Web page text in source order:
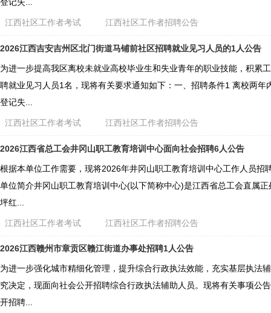
江西社区工作者考试 江西社区工作者招聘公告
2026江西吉安吉州区北门街道马铺前社区招聘就业见习人员的1人公告
为进一步提高我区离校未就业高校毕业生和失业青年的职业技能，积累
聘就业见习人员1名，现将有关要求通知如下：一、招聘条件1 离校两年
登记失...
江西社区工作者考试 江西社区工作者招聘公告
2026江西省总工会井冈山职工教育培训中心面向社会招聘6人公告
根据本单位工作需要，现将2026年井冈山职工教育培训中心工作人员招
单位简介井冈山职工教育培训中心(以下简称中心)是江西省总工会直属
坪红...
江西社区工作者考试 江西社区工作者招聘公告
2026江西赣州市章贡区赣江街道办事处招聘1人公告
为进一步强化城市精细化管理，提升综合行政执法效能，充实基层执法
究决定，现面向社会公开招聘综合行政执法辅助人员。现将有关事项公
开招聘...